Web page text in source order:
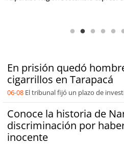
En prisión quedó
cigarrillos en Tarapacá
06-08 El tribunal fijó un plazo de
Conoce la historia de
discriminación por
inocente